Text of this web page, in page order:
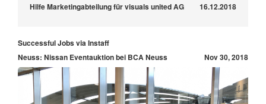
Hilfe Marketingabteilung für visuals united AG 16.12.2018
Successful Jobs via Instaff
Neuss: Nissan Eventauktion bei BCA Neuss
Nov 30, 2018